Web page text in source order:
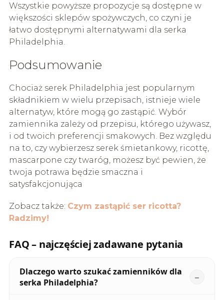
Wszystkie powyższe propozycje są dostępne w
większości sklepów spożywczych, co czyni je
łatwo dostępnymi alternatywami dla serka
Philadelphia.
Podsumowanie
Chociaż serek Philadelphia jest popularnym
składnikiem w wielu przepisach, istnieje wiele
alternatyw, które mogą go zastąpić. Wybór
zamiennika zależy od przepisu, którego używasz,
i od twoich preferencji smakowych. Bez względu
na to, czy wybierzesz serek śmietankowy, ricottę,
mascarpone czy twaróg, możesz być pewien, że
twoja potrawa będzie smaczna i
satysfakcjonująca
Zobacz także: Czym zastąpić ser ricotta?
Radzimy!
FAQ – najczęściej zadawane pytania
Dlaczego warto szukać zamienników dla
serka Philadelphia?